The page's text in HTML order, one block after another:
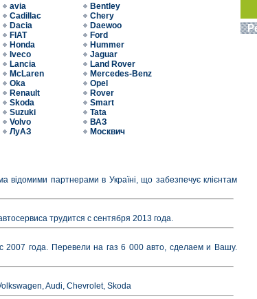
avia
Bentley
Cadillac
Chery
Dacia
Daewoo
FIAT
Ford
Honda
Hummer
Iveco
Jaguar
Lancia
Land Rover
McLaren
Mercedes-Benz
Oka
Opel
Renault
Rover
Skoda
Smart
Suzuki
Tata
Volvo
ВАЗ
ЛуАЗ
Москвич
відомими партнерами в Україні, що забезпечує клієнтам
трудится с сентября 2013 года.
года. Перевели на газ 6 000 авто, сделаем и Вашу.
Audi, Chevrolet, Skoda